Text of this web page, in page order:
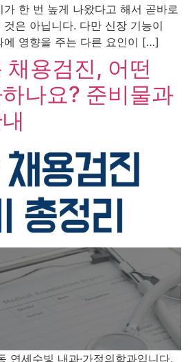
한 번 높게 나왔다고 해서 곧바로
은 아닙니다. 다만 신장 기능이
에 영향을 주는 다른 요인이 […]
채용검진, 어떤
나요? 준비물과
연세수빛 내과·가정의학과입니다.